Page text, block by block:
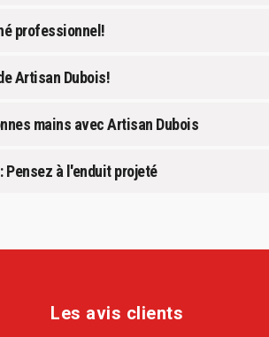
professionnel!
Artisan Dubois!
mains avec Artisan Dubois
à l'enduit projeté
Les avis clients